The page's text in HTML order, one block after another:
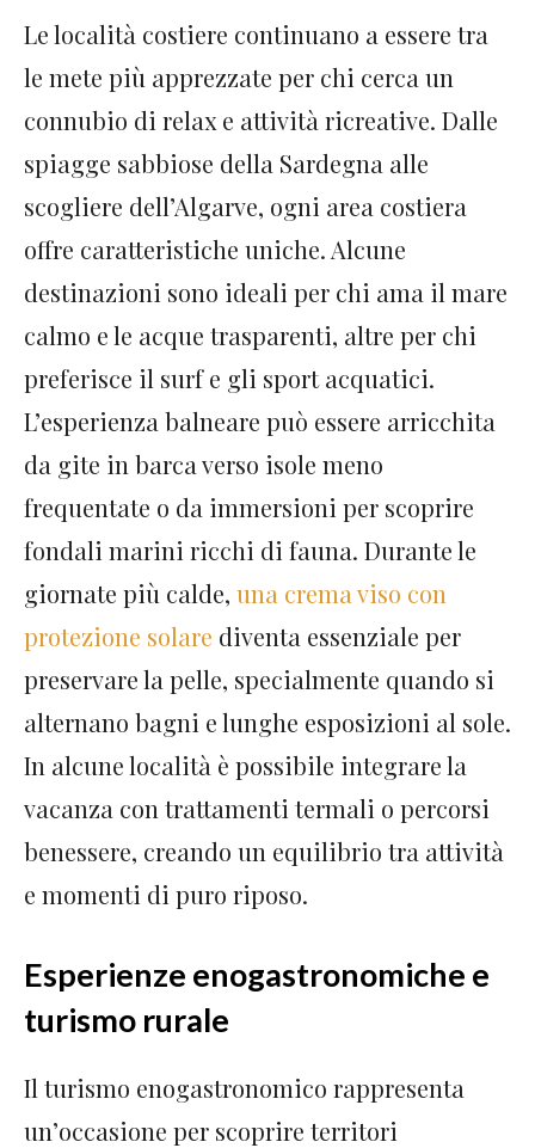
Le località costiere continuano a essere tra
le mete più apprezzate per chi cerca un
connubio di relax e attività ricreative. Dalle
spiagge sabbiose della Sardegna alle
scogliere dell’Algarve, ogni area costiera
offre caratteristiche uniche. Alcune
destinazioni sono ideali per chi ama il mare
calmo e le acque trasparenti, altre per chi
preferisce il surf e gli sport acquatici.
L’esperienza balneare può essere arricchita
da gite in barca verso isole meno
frequentate o da immersioni per scoprire
fondali marini ricchi di fauna. Durante le
giornate più calde, una crema viso con
protezione solare diventa essenziale per
preservare la pelle, specialmente quando si
alternano bagni e lunghe esposizioni al sole.
In alcune località è possibile integrare la
vacanza con trattamenti termali o percorsi
benessere, creando un equilibrio tra attività
e momenti di puro riposo.
Esperienze enogastronomiche e
turismo rurale
Il turismo enogastronomico rappresenta
un’occasione per scoprire territori